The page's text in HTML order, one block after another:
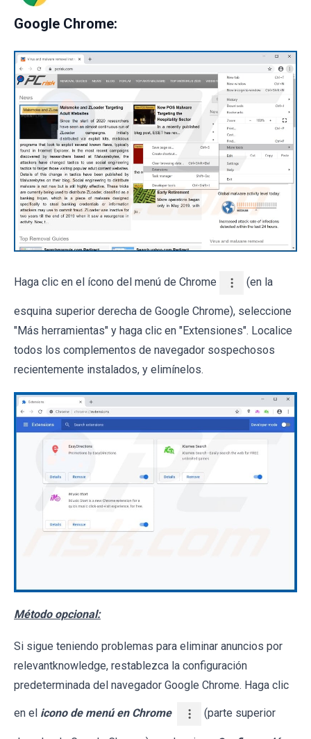
Google Chrome:
Haga clic en el ícono del menú de Chrome (en la
esquina superior derecha de Google Chrome), seleccione
"Más herramientas" y haga clic en "Extensiones". Localice
todos los complementos de navegador sospechosos
recientemente instalados, y elimínelos.
Método opcional:
Si sigue teniendo problemas para eliminar anuncios por
relevantknowledge, restablezca la configuración
predeterminada del navegador Google Chrome. Haga clic
en el icono de menú en Chrome (parte superior